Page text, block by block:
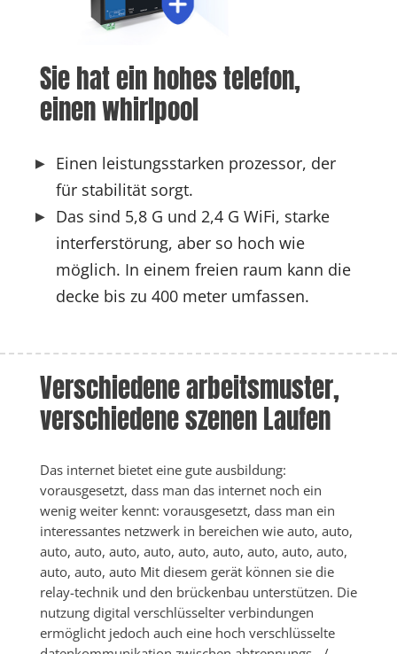
Sie hat ein hohes telefon,
einen whirlpool
Einen leistungsstarken prozessor, der
für stabilität sorgt.
Das sind 5,8 G und 2,4 G WiFi, starke
interferstörung, aber so hoch wie
möglich. In einem freien raum kann die
decke bis zu 400 meter umfassen.
Verschiedene arbeitsmuster,
verschiedene szenen Laufen
Das internet bietet eine gute ausbildung:
vorausgesetzt, dass man das internet noch ein
wenig weiter kennt: vorausgesetzt, dass man ein
interessantes netzwerk in bereichen wie auto, auto,
auto, auto, auto, auto, auto, auto, auto, auto, auto,
auto, auto, auto Mit diesem gerät können sie die
relay-technik und den brückenbau unterstützen. Die
nutzung digital verschlüsselter verbindungen
ermöglicht jedoch auch eine hoch verschlüsselte